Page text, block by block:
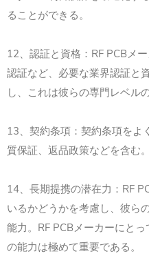
ることができる。
12、認証と資格：RF PCBメ
認証など、必要な業界認証と
し、これは彼らの専門レベル
13、契約条項：契約条項をよ
質保証、返品政策などを含む。
14、長期提携の潜在力：RF
いるかどうかを考慮し、彼ら
能力。RF PCBメーカーにと
の能力は極めて重要である。